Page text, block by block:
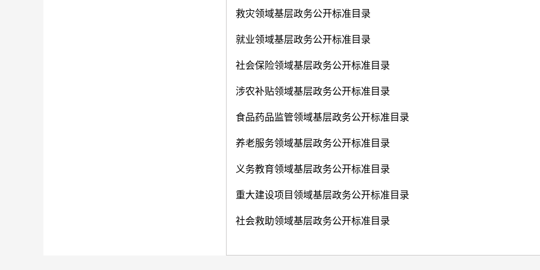
救灾领域基层政务公开标准目录
就业领域基层政务公开标准目录
社会保险领域基层政务公开标准目录
涉农补贴领域基层政务公开标准目录
食品药品监管领域基层政务公开标准目录
养老服务领域基层政务公开标准目录
义务教育领域基层政务公开标准目录
重大建设项目领域基层政务公开标准目录
社会救助领域基层政务公开标准目录